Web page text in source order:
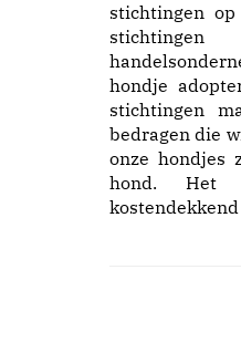
stichtingen op
hondje
stichtingen
bedragen die
onze hondjes
hond. Het
kostendekkend